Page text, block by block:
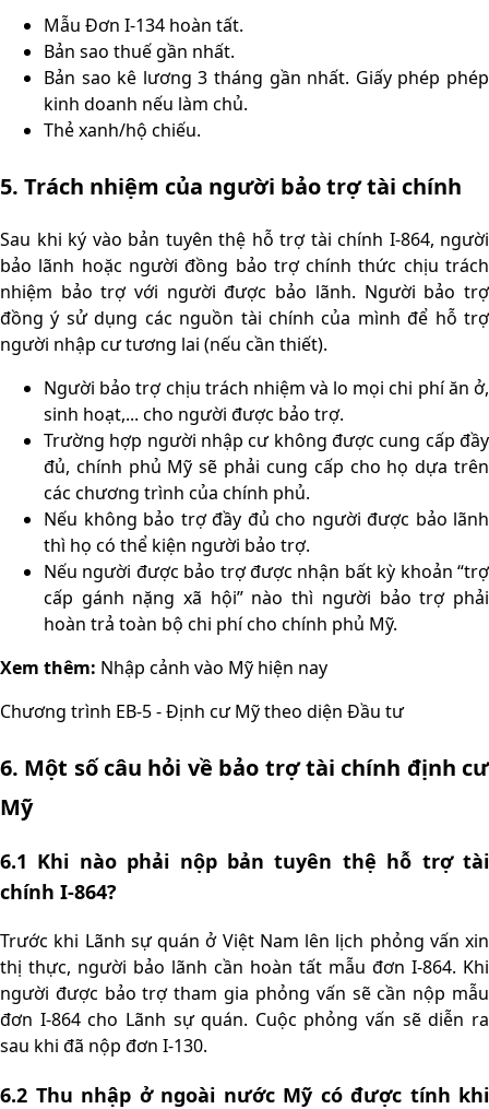
Mẫu Đơn I-134 hoàn tất.
Bản sao thuế gần nhất.
Bản sao kê lương 3 tháng gần nhất. Giấy phép phép
kinh doanh nếu làm chủ.
Thẻ xanh/hộ chiếu.
5. Trách nhiệm của người bảo trợ tài chính
Sau khi ký vào bản tuyên thệ hỗ trợ tài chính I-864, người
bảo lãnh hoặc người đồng bảo trợ chính thức chịu trách
nhiệm bảo trợ với người được bảo lãnh. Người bảo trợ
đồng ý sử dụng các nguồn tài chính của mình để hỗ trợ
người nhập cư tương lai (nếu cần thiết).
Người bảo trợ chịu trách nhiệm và lo mọi chi phí ăn ở,
sinh hoạt,... cho người được bảo trợ.
Trường hợp người nhập cư không được cung cấp đầy
đủ, chính phủ Mỹ sẽ phải cung cấp cho họ dựa trên
các chương trình của chính phủ.
Nếu không bảo trợ đầy đủ cho người được bảo lãnh
thì họ có thể kiện người bảo trợ.
Nếu người được bảo trợ được nhận bất kỳ khoản “trợ
cấp gánh nặng xã hội” nào thì người bảo trợ phải
hoàn trả toàn bộ chi phí cho chính phủ Mỹ.
Xem thêm: Nhập cảnh vào Mỹ hiện nay
Chương trình EB-5 - Định cư Mỹ theo diện Đầu tư
6. Một số câu hỏi về bảo trợ tài chính định cư
Mỹ
6.1 Khi nào phải nộp bản tuyên thệ hỗ trợ tài
chính I-864?
Trước khi Lãnh sự quán ở Việt Nam lên lịch phỏng vấn xin
thị thực, người bảo lãnh cần hoàn tất mẫu đơn I-864. Khi
người được bảo trợ tham gia phỏng vấn sẽ cần nộp mẫu
đơn I-864 cho Lãnh sự quán. Cuộc phỏng vấn sẽ diễn ra
sau khi đã nộp đơn I-130.
6.2 Thu nhập ở ngoài nước Mỹ có được tính khi